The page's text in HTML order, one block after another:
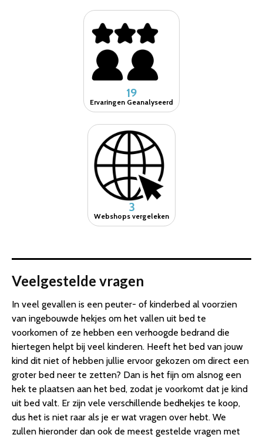
19
Ervaringen Geanalyseerd
3
Webshops vergeleken
Veelgestelde vragen
In veel gevallen is een peuter- of kinderbed al voorzien
van ingebouwde hekjes om het vallen uit bed te
voorkomen of ze hebben een verhoogde bedrand die
hiertegen helpt bij veel kinderen. Heeft het bed van jouw
kind dit niet of hebben jullie ervoor gekozen om direct een
groter bed neer te zetten? Dan is het fijn om alsnog een
hek te plaatsen aan het bed, zodat je voorkomt dat je kind
uit bed valt. Er zijn vele verschillende bedhekjes te koop,
dus het is niet raar als je er wat vragen over hebt. We
zullen hieronder dan ook de meest gestelde vragen met